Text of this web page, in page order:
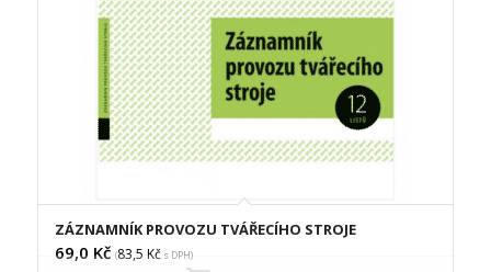
ZÁZNAMNÍK PROVOZU TVÁŘECÍHO STROJE
69,0 Kč (83,5 Kčs DPH)